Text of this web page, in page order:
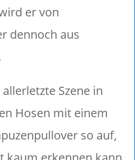
er von
dennoch aus
Szene in
Hosen mit einem
so auf,